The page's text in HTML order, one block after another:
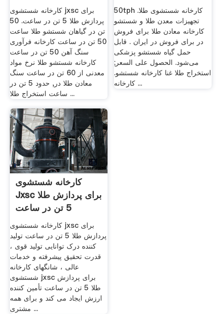
کارخانه شستشوی jxsc برای
پردازش طلا 5 تن در ساعت. 50
تن در گیاهان شستشو طلا ساعت
50 تن در ساعت کارخانه فرآوری
سنگ آهن 50 تن در ساعت
کارخانه شستشو طلا نرخ مواد
معدنی از 60 تن در ساعت سنگ
معادن طلا در, حدود 5 تن در
ساعت استخراج طلا ...
50tph کارخانه شستشوی طلا.
تجهیزات معدن طلا و شستشو
کارخانه معادن طلا برای فروش
در برای فروش در ایران . قابل
حمل گیاه شستشو پزشکی
می‌شود. الحصول على السعر;
استخراج طلا غنا کارخانه شستشو.
کارخانه ...
کارخانه شستشوی
Jxsc برای پردازش طلا
5 تن در ساعت
کارخانه شستشوی jxsc برای
پردازش طلا 5 تن در ساعت تولید
کننده درک توانایی تولید قوی ،
قدرت تحقیق پیشرفته و خدمات
عالی ، شانگهای کارخانه
شستشوی jxsc برای پردازش
طلا 5 تن در ساعت تأمین کننده
ارزش ایجاد می کند و برای همه
مشتری ...